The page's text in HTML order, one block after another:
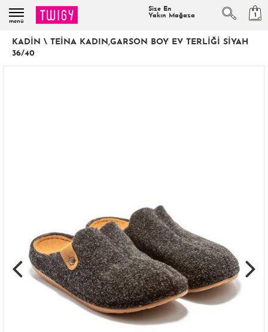
menü
Size En
Yakın Mağaza
1
KADIN \ TEINA KADIN,GARSON BOY EV TERLIĞI SIYAH
36/40